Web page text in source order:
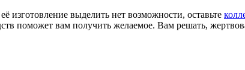
изготовление выделить нет возможности, оставьте
поможет вам получить желаемое. Вам решать,